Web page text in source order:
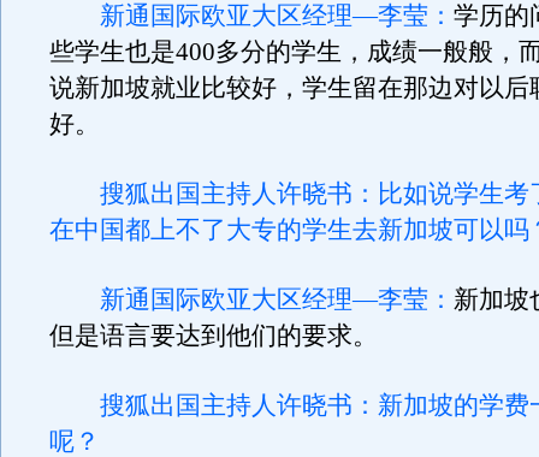
新通国际欧亚大区经理—李莹： 学历的
些学生也是400多分的学生，成绩一般般，
说新加坡就业比较好，学生留在那边对以后
好。
搜狐出国主持人许晓书：比如说学生考
在中国都上不了大专的学生去新加坡可以吗
新通国际欧亚大区经理—李莹： 新加坡
但是语言要达到他们的要求。
搜狐出国主持人许晓书：新加坡的学费
呢？